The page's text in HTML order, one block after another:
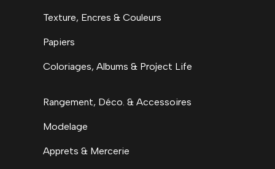
Texture, Encres & Couleurs
Papiers
Coloriages, Albums & Project Life
Rangement, Déco. & Accessoires
Modelage
Apprets & Mercerie